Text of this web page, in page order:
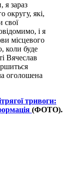
я зараз
округу, які,
свої
і я
місцевого
коли буде
Вячеслав
оголошена
тривоги:
(ФОТО).